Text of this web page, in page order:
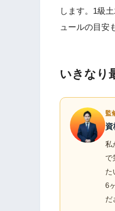
します。1級
ュールの目安
いきなり
監
資
私
で
た
6
だ